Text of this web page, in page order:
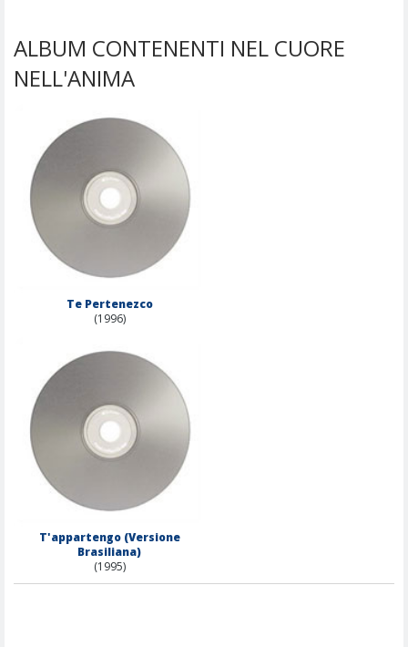
ALBUM CONTENENTI NEL CUORE
NELL'ANIMA
Te Pertenezco
(1996)
T'appartengo (Versione
Brasiliana)
(1995)